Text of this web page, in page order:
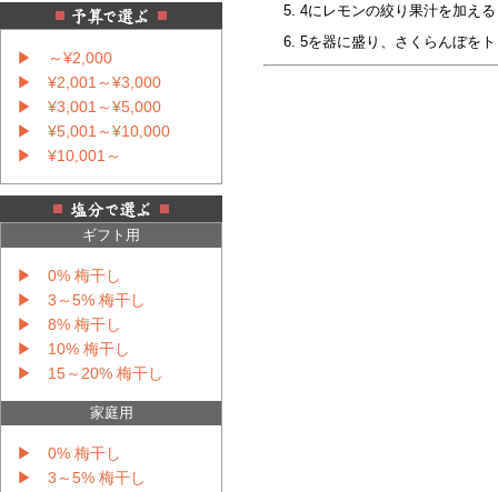
▶ ～¥2,000
▶ ¥2,001～¥3,000
▶ ¥3,001～¥5,000
▶ ¥5,001～¥10,000
▶ ¥10,001～
ギフト用
▶ 0% 梅干し
▶ 3～5% 梅干し
▶ 8% 梅干し
▶ 10% 梅干し
▶ 15～20% 梅干し
家庭用
▶ 0% 梅干し
▶ 3～5% 梅干し
4にレモンの絞り果汁を加える
5を器に盛り、さくらんぼを